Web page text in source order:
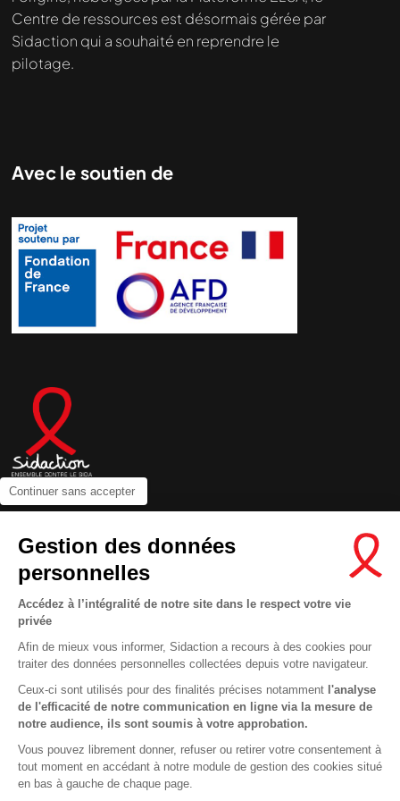
Continuer sans accepter
Gestion des données
personnelles
Accédez à l’intégralité de notre site dans le respect votre vie
privée
Afin de mieux vous informer, Sidaction a recours à des cookies pour
traiter des données personnelles collectées depuis votre navigateur.
Ceux-ci sont utilisés pour des finalités précises notamment l'analyse
de l'efficacité de notre communication en ligne via la mesure de
notre audience, ils sont soumis à votre approbation.
Vous pouvez librement donner, refuser ou retirer votre consentement à
tout moment en accédant à notre module de gestion des cookies situé
en bas à gauche de chaque page.
Centre de ressources est désormais gérée par
Sidaction qui a souhaité en reprendre le
pilotage.
Avec le soutien de
Newsletter
Nous suivre sur les réseaux :
MENTIONS LÉGALES
CONDITIONS D’UTILISATION ET PROTECTION DES DONNÉES
COOKIES
This site uses cookies and gives you control over what you want to
En savoir plus